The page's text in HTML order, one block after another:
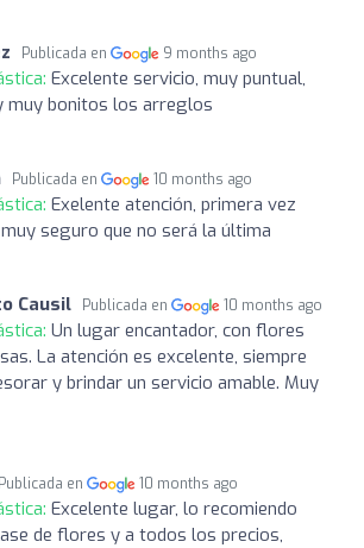
Publicada en 9 months ago
Excelente servicio, muy puntual,
muy bonitos los arreglos
Publicada en 10 months ago
Exelente atención, primera vez
seguro que no será la última
Causil Publicada en 10 months ago
Un lugar encantador, con flores
La atención es excelente, siempre
y brindar un servicio amable. Muy
Publicada en 10 months ago
Excelente lugar, lo recomiendo
de flores y a todos los precios,